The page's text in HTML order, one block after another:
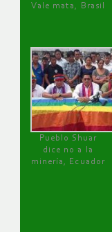
Vale mata, Brasil
Pueblo Shuar
dice no a la
minería, Ecuador